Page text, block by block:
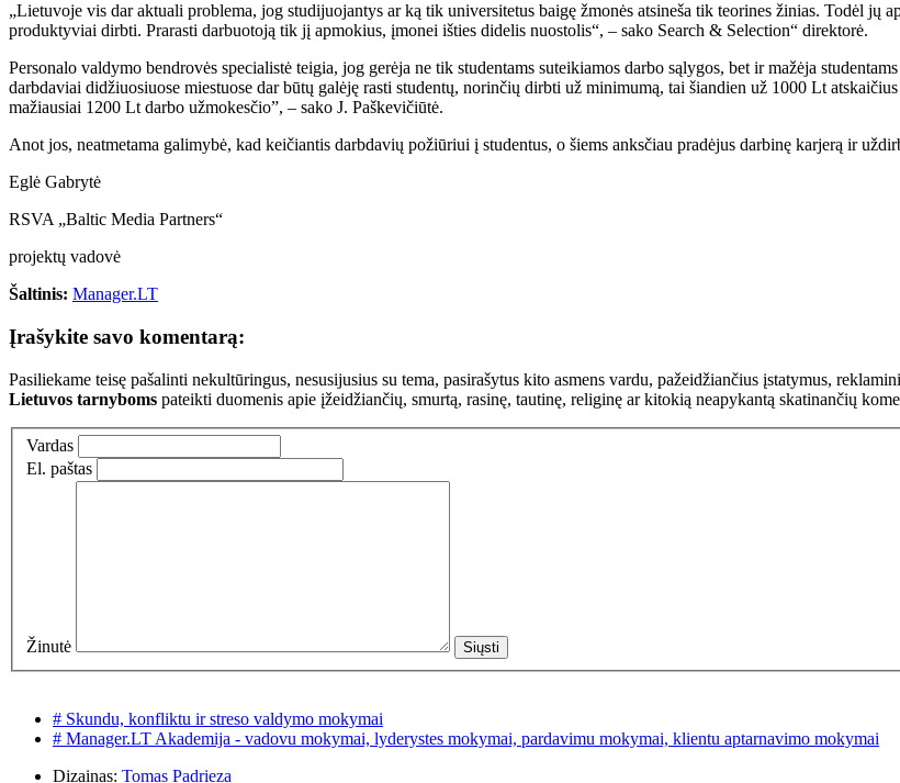
„Lietuvoje vis dar aktuali problema, jog studijuojantys ar ką tik universitetus baigę žmonės atsineša tik teorines žinias. Todėl jų
produktyviai dirbti. Prarasti darbuotoją tik jį apmokius, įmonei išties didelis nuostolis“, – sako Search & Selection“ direktorė.
Personalo valdymo bendrovės specialistė teigia, jog gerėja ne tik studentams suteikiamos darbo sąlygos, bet ir mažėja
darbdaviai didžiuosiuose miestuose dar būtų galėję rasti studentų, norinčių dirbti už minimumą, tai šiandien už 1000 Lt
mažiausiai 1200 Lt darbo užmokesčio”, – sako J. Paškevičiūtė.
Anot jos, neatmetama galimybė, kad keičiantis darbdavių požiūriui į studentus, o šiems anksčiau pradėjus darbinę karjerą ir
Eglė Gabrytė
RSVA „Baltic Media Partners“
projektų vadovė
Šaltinis: Manager.LT
Įrašykite savo komentarą:
Pasiliekame teisę pašalinti nekultūringus, nesusijusius su tema, pasirašytus kito asmens vardu, pažeidžiančius įstatymus,
Lietuvos tarnyboms pateikti duomenis apie įžeidžiančių, smurtą, rasinę, tautinę, religinę ar kitokią neapykantą skatinančių
Vardas
El. paštas
Žinutė
# Skundu, konfliktu ir streso valdymo mokymai
# Manager.LT Akademija - vadovu mokymai, lyderystes mokymai, pardavimu mokymai, klientu aptarnavimo mokymai
Dizainas: Tomas Padrieza